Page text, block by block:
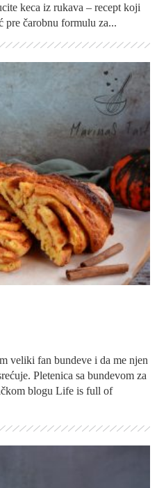
keca iz rukava – recept koji
pre čarobnu formulu za...
veliki fan bundeve i da me njen
Pletenica sa bundevom za
blogu Life is full of